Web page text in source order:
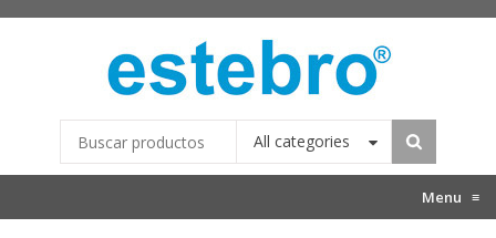
All categories
Menu ≡